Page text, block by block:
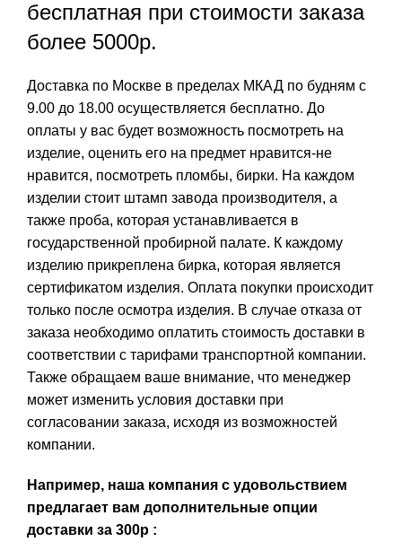
бесплатная при стоимости заказа
более 5000р.
Доставка по Москве в пределах МКАД по будням с
9.00 до 18.00 осуществляется бесплатно. До
оплаты у вас будет возможность посмотреть на
изделие, оценить его на предмет нравится-не
нравится, посмотреть пломбы, бирки. На каждом
изделии стоит штамп завода производителя, а
также проба, которая устанавливается в
государственной пробирной палате. К каждому
изделию прикреплена бирка, которая является
сертификатом изделия. Оплата покупки происходит
только после осмотра изделия. В случае отказа от
заказа необходимо оплатить стоимость доставки в
соответствии с тарифами транспортной компании.
Также обращаем ваше внимание, что менеджер
может изменить условия доставки при
согласовании заказа, исходя из возможностей
компании.
Например, наша компания с удовольствием
предлагает вам дополнительные опции
доставки за 300р :